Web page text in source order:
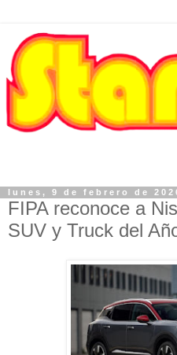
lunes, 9 de febrero de
FIPA reconoce a
SUV y Truck del